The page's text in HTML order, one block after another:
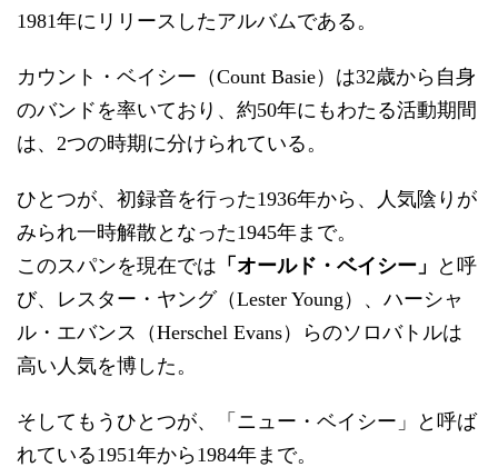
1981年にリリースしたアルバムである。
カウント・ベイシー（Count Basie）は32歳から自身
のバンドを率いており、約50年にもわたる活動期間
は、2つの時期に分けられている。
ひとつが、初録音を行った1936年から、人気陰りが
みられ一時解散となった1945年まで。
このスパンを現在では 「オールド・ベイシー」
と呼
び、レスター・ヤング（Lester Young）、ハーシャ
ル・エバンス（Herschel Evans）らのソロバトルは
高い人気を博した。
そしてもうひとつが、「ニュー・ベイシー」と呼ば
れている1951年から1984年まで。